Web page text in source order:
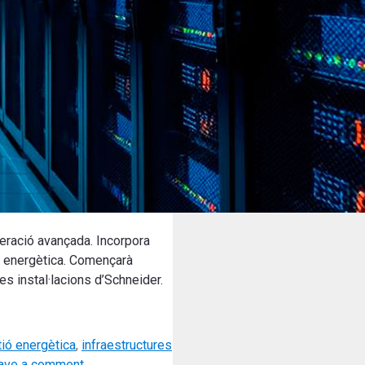
avançada. Incorpora
Començarà
instal·lacions d’Schneider.
energètica, infraestructures